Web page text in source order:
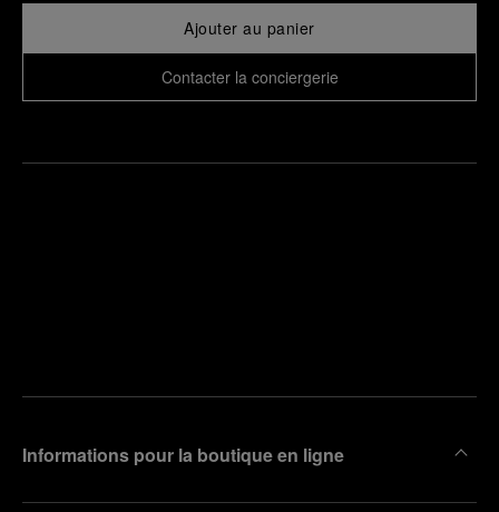
Ajouter au panier
Contacter la conciergerie
Informations pour la boutique en ligne